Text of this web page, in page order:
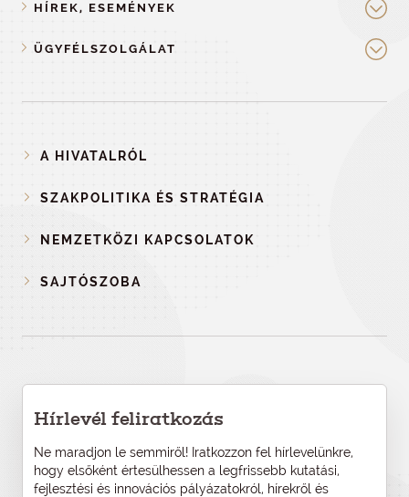
HÍREK, ESEMÉNYEK
ÜGYFÉLSZOLGÁLAT
A HIVATALRÓL
SZAKPOLITIKA ÉS STRATÉGIA
NEMZETKÖZI KAPCSOLATOK
SAJTÓSZOBA
Hírlevél feliratkozás
Ne maradjon le semmiről! Iratkozzon fel hírlevelünkre,
hogy elsőként értesülhessen a legfrissebb kutatási,
fejlesztési és innovációs pályázatokról, hírekről és